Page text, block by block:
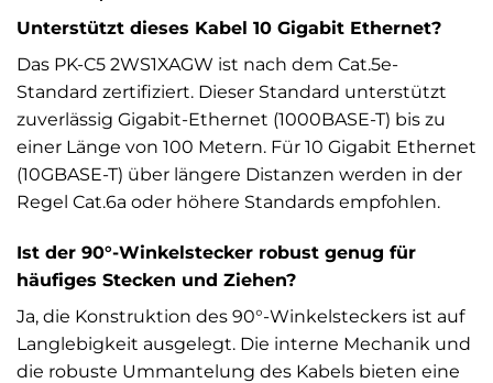
Unterstützt dieses Kabel 10 Gigabit Ethernet?
Das PK-C5 2WS1XAGW ist nach dem Cat.5e-
Standard zertifiziert. Dieser Standard unterstützt
zuverlässig Gigabit-Ethernet (1000BASE-T) bis zu
einer Länge von 100 Metern. Für 10 Gigabit Ethernet
(10GBASE-T) über längere Distanzen werden in der
Regel Cat.6a oder höhere Standards empfohlen.
Ist der 90°-Winkelstecker robust genug für
häufiges Stecken und Ziehen?
Ja, die Konstruktion des 90°-Winkelsteckers ist auf
Langlebigkeit ausgelegt. Die interne Mechanik und
die robuste Ummantelung des Kabels bieten eine